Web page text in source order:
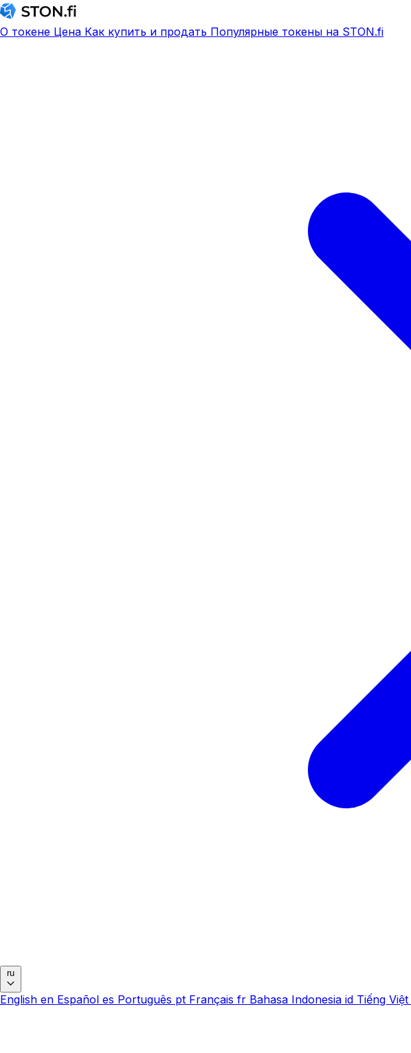
О токене Цена Как купить и продать Популярные токены на STON.fi
ru
English en Español es Português pt Français fr Bahasa Indonesia id Tiếng Việt